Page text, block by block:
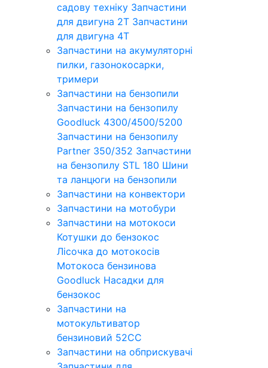
садову техніку Запчастини
для двигуна 2Т Запчастини
для двигуна 4Т
Запчастини на акумуляторні
пилки, газонокосарки,
тримери
Запчастини на бензопили
Запчастини на бензопилу
Goodluck 4300/4500/5200
Запчастини на бензопилу
Partner 350/352 Запчастини
на бензопилу STL 180 Шини
та ланцюги на бензопили
Запчастини на конвектори
Запчастини на мотобури
Запчастини на мотокоси
Котушки до бензокос
Лісочка до мотокосів
Мотокоса бензинова
Goodluck Насадки для
бензокос
Запчастини на
мотокультиватор
бензиновий 52СС
Запчастини на обприскувачі